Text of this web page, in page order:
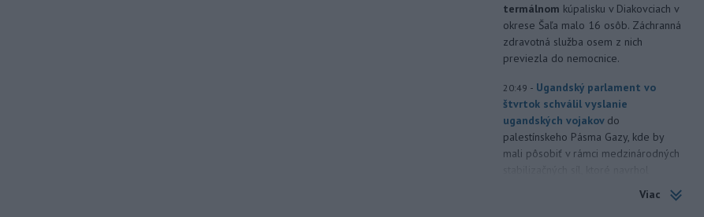
termálnom kúpalisku v Diakovciach v
okrese Šaľa malo 16 osôb. Záchranná
zdravotná služba osem z nich
previezla do nemocnice.
20:49 - Ugandský parlament vo
štvrtok schválil vyslanie
ugandských vojakov do
palestínskeho Pásma Gazy, kde by
mali pôsobiť v rámci medzinárodných
Viac